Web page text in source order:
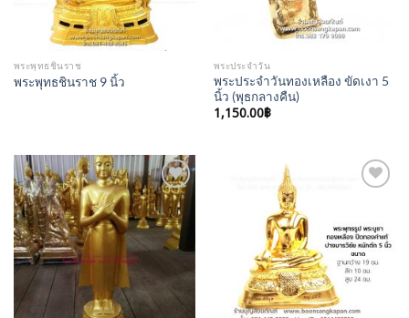
พระพุทธชินราช
พระพุทธชินราช 9 นิ้ว
พระประจำวัน
พระประจำวันทองเหลือง ขัดเงา 5
นิ้ว (พุธกลางคืน)
1,150.00฿
Add to
Wishlist